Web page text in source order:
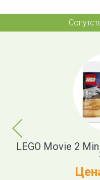
Previous
LEGO Movie 2